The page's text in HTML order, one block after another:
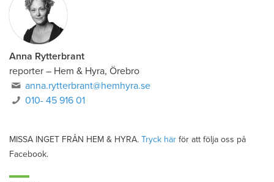
Anna Rytterbrant
reporter – Hem & Hyra, Örebro
anna.rytterbrant@hemhyra.se
010- 45 916 01
MISSA INGET FRÅN HEM & HYRA. Tryck här för att följa oss på
Facebook.